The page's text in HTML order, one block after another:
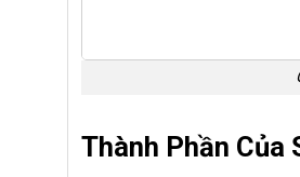
Thành Phần Của